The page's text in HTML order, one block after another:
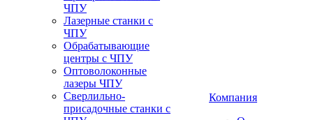
ЧПУ
Лазерные станки с
ЧПУ
Обрабатывающие
центры с ЧПУ
Оптоволоконные
лазеры ЧПУ
Сверлильно-
присадочные станки с
Компания